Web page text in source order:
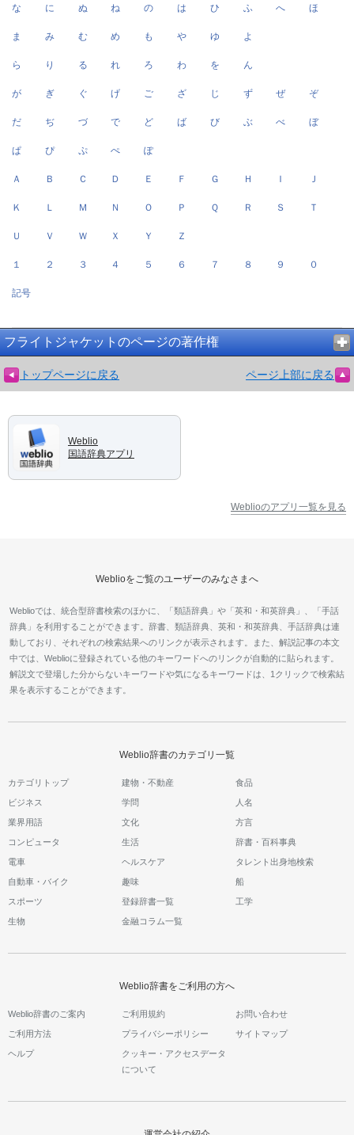
な に ぬ ね の は ひ ふ へ ほ
ま み む め も や ゆ よ
ら り る れ ろ わ を ん
が ぎ ぐ げ ご ざ じ ず ぜ ぞ
だ ぢ づ で ど ば び ぶ べ ぼ
ぱ ぴ ぷ ぺ ぽ
Ａ Ｂ Ｃ Ｄ Ｅ Ｆ Ｇ Ｈ Ｉ Ｊ
Ｋ Ｌ Ｍ Ｎ Ｏ Ｐ Ｑ Ｒ Ｓ Ｔ
Ｕ Ｖ Ｗ Ｘ Ｙ Ｚ
１ ２ ３ ４ ５ ６ ７ ８ ９ ０
記号
フライトジャケットのページの著作権
トップページに戻る ページ上部に戻る
Weblio
国語辞典アプリ
Weblioのアプリ一覧を見る
Weblioをご覧のユーザーのみなさまへ
Weblioでは、統合型辞書検索のほかに、「類語辞典」や「英和・和英辞典」、「手話
辞典」を利用することができます。辞書、類語辞典、英和・和英辞典、手話辞典は連
動しており、それぞれの検索結果へのリンクが表示されます。また、解説記事の本文
中では、Weblioに登録されている他のキーワードへのリンクが自動的に貼られます。
解説文で登場した分からないキーワードや気になるキーワードは、1クリックで検索結
果を表示することができます。
Weblio辞書のカテゴリ一覧
カテゴリトップ 建物・不動産 食品
ビジネス 学問 人名
業界用語 文化 方言
コンピュータ 生活 辞書・百科事典
電車 ヘルスケア タレント出身地検索
自動車・バイク 趣味 船
スポーツ 登録辞書一覧 工学
生物 金融コラム一覧
Weblio辞書をご利用の方へ
Weblio辞書のご案内 ご利用規約 お問い合わせ
ご利用方法 プライバシーポリシー サイトマップ
ヘルプ
クッキー・アクセスデータ
について